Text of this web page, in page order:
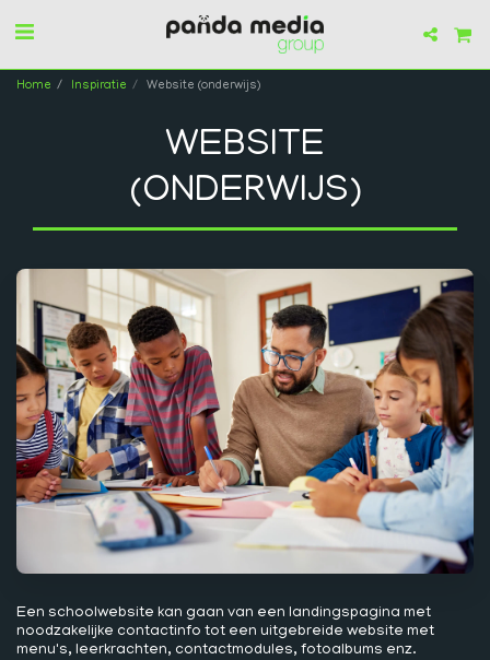
Home Inspiratie Website (onderwijs)
WEBSITE
(ONDERWIJS)
Een schoolwebsite kan gaan van een landingspagina met
noodzakelijke contactinfo tot een uitgebreide website met
menu's, leerkrachten, contactmodules, fotoalbums enz.